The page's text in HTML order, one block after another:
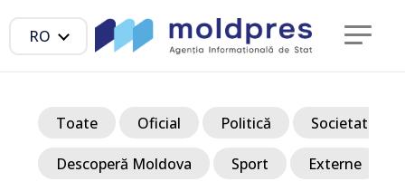
RO
Toate Oficial Politică Societate
Descoperă Moldova Sport Externe